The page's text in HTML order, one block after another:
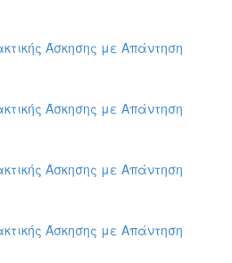
Άσκησης με Απάντηση
Άσκησης με Απάντηση
Άσκησης με Απάντηση
Άσκησης με Απάντηση